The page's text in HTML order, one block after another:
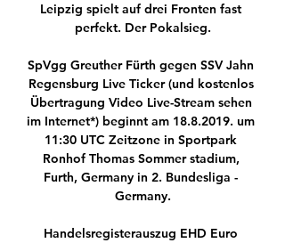
Leipzig spielt auf drei Fronten fast
perfekt. Der Pokalsieg.
SpVgg Greuther Fürth gegen SSV Jahn
Regensburg Live Ticker (und kostenlos
Übertragung Video Live-Stream sehen
im Internet*) beginnt am 18.8.2019. um
11:30 UTC Zeitzone in Sportpark
Ronhof Thomas Sommer stadium,
Furth, Germany in 2. Bundesliga -
Germany.
Handelsregisterauszug EHD Euro